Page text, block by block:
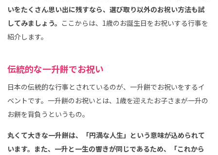
いをたくさん思い出に残すなら、選び取り以外のお祝い方法も試
してみましょう。 ここからは、1歳のお誕生日をお祝いする行事を
紹介します。
伝統的な一升餅でお祝い
日本の伝統的な行事とされているのが、一升餅でお祝いをするイ
ベントです。一升餅のお祝いとは、1歳を迎えたお子さまが一升の
お餅を背負うというもの。
丸くて大きな一升餅は、「円満な人生」という意味が込められて
います。また、一升と一生の響きが同じであるため、「これから